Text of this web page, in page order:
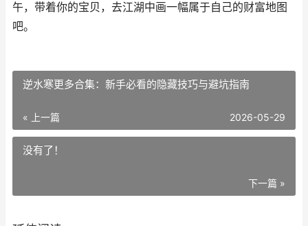
午，带着你的宝贝，去江湖中画一幅属于自己的财富地图
吧。
逆水寒更多合集：新手必看的隐藏技巧与避坑指南
« 上一篇 2026-05-29
没有了！
下一篇 »